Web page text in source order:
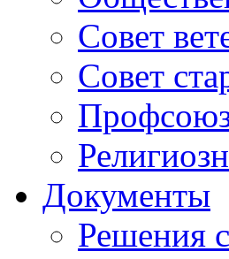
Совет
Совет
Документы
Решения